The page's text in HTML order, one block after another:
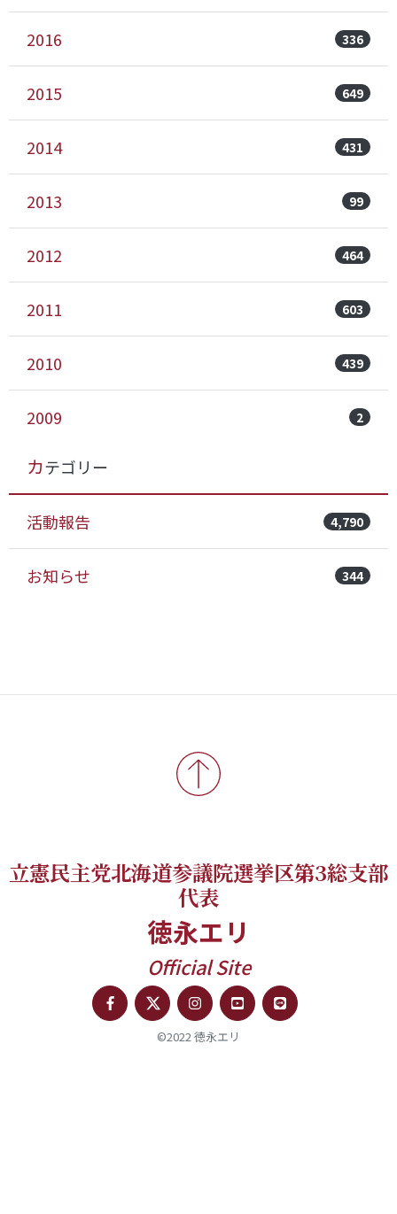
2016 336
2015 649
2014 431
2013 99
2012 464
2011 603
2010 439
2009 2
カテゴリー
活動報告 4,790
お知らせ 344
立憲民主党北海道参議院選挙区第3総支部
代表
徳永エリ
Official Site
©2022 徳永エリ